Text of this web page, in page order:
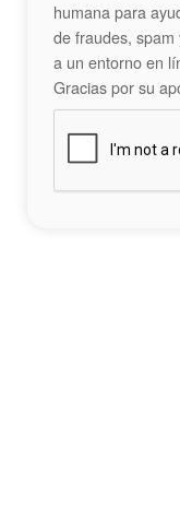
humana para
de fraudes,
a un entorno en
Gracias por su